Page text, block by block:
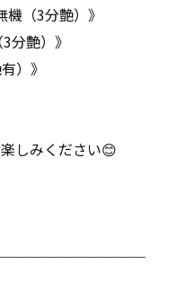
機（3分艶）》
分艶）》
）》
しみください😊